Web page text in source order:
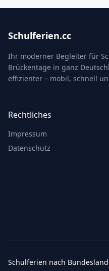
Schulferien.cc
Ihr moderner Begleiter für
Brückentage in ganz
effizienter – mobil, schnell
Rechtliches
Impressum
Datenschutz
Schulferien nach Bundesland